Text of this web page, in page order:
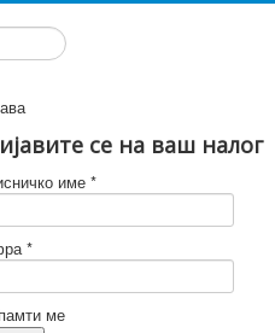
се на ваш налог
име *
*
ме